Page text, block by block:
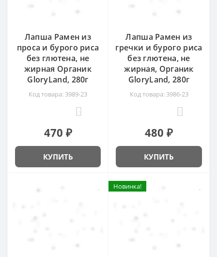
Лапша Рамен из
проса и бурого риса
без глютена, не
жирная Органик
GloryLand, 280г
Код товара: 3989-23
470 ₽
КУПИТЬ
Лапша Рамен из
гречки и бурого риса
без глютена, не
жирная, Органик
GloryLand, 280г
Код товара: 3986-23
480 ₽
КУПИТЬ
Новинка!
Новинка!